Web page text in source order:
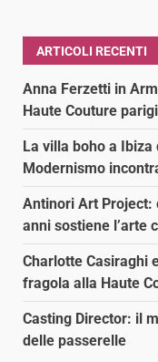
ARTICOLI RECENTI
Anna Ferzetti in
Haute Couture
La villa boho a
Modernismo
Antinori Art Project:
anni sostiene l’arte
Charlotte Casiraghi
fragola alla Haute
Casting Director: il
delle passerelle